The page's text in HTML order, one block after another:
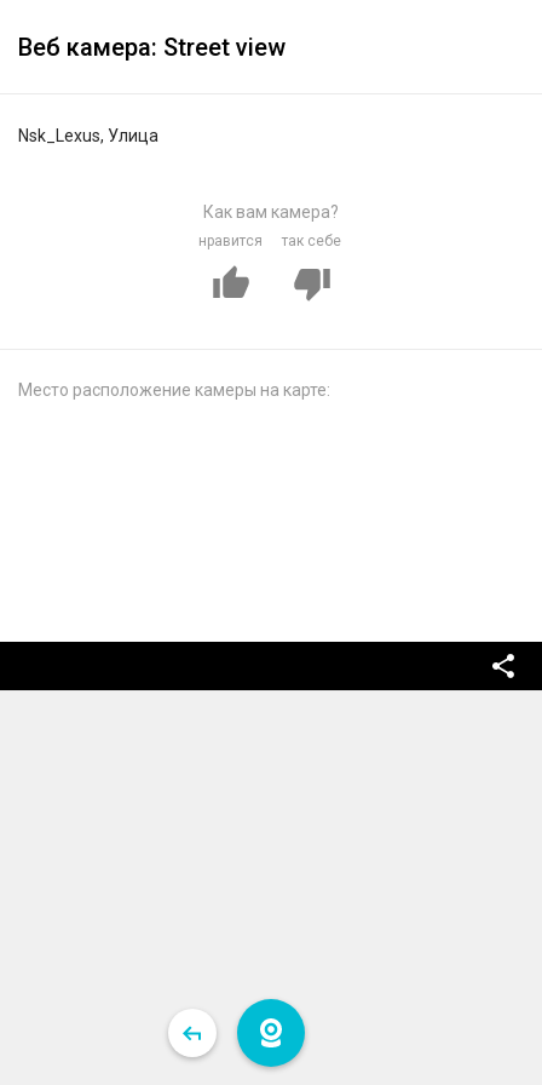
Веб камера: Street view
Nsk_Lexus, Улица
Как вам камера?
нравится так себе
Место расположение камеры на карте: